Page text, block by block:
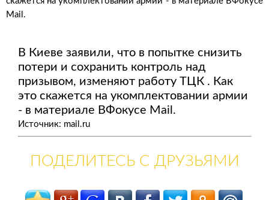
Mail.
В Киеве заявили, что в попытке снизить
потери и сохранить контроль над
призывом, изменяют работу ТЦК . Как
это скажется на укомплектовании армии
- в материале ВФокусе Mail.
Источник: mail.ru
ПОДЕЛИТЕСЬ С ДРУЗЬЯМИ